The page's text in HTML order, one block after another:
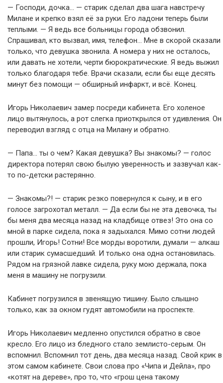
— Господи, дочка… — старик сделал два шага навстречу
Милане и крепко взял её за руки. Его ладони теперь были
теплыми. — Я ведь все больницы города обзвонил.
Спрашивал, кто вызвал, имя, телефон… Мне в скорой сказали
только, что девушка звонила. А номера у них не осталось,
или давать не хотели, черти бюрократические. Я ведь выжил
только благодаря тебе. Врачи сказали, если бы еще десять
минут без помощи — обширный инфаркт, и всё. Конец.
Игорь Николаевич замер посреди кабинета. Его холеное
лицо вытянулось, а рот слегка приоткрылся от удивления. Он
переводил взгляд с отца на Милану и обратно.
— Папа… ты о чем? Какая девушка? Вы знакомы? — голос
директора потерял свою былую уверенность и зазвучал как-
то по-детски растерянно.
— Знакомы?! — старик резко повернулся к сыну, и в его
голосе загрохотал металл. — Да если бы не эта девочка, ты
бы меня два месяца назад на кладбище отвез! Это она со
мной в парке сидела, пока я задыхался. Мимо сотни людей
прошли, Игорь! Сотни! Все морды воротили, думали — алкаш
или старик сумасшедший. И только она одна остановилась.
Рядом на грязной лавке сидела, руку мою держала, пока
меня в машину не погрузили.
Кабинет погрузился в звенящую тишину. Было слышно
только, как за окном гудят автомобили на проспекте.
Игорь Николаевич медленно опустился обратно в свое
кресло. Его лицо из бледного стало землисто-серым. Он
вспомнил. Вспомнил тот день, два месяца назад. Свой крик в
этом самом кабинете. Свои слова про «Чипа и Дейла», про
«котят на дереве», про то, что «грош цена такому